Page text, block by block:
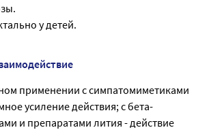
у детей.
применении с симпатомиметиками
усиление действия; с бета-
и препаратами лития - действие